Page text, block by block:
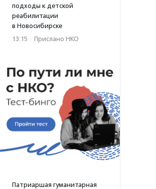
подходы к детской
реабилитации
в Новосибирске
13:15 · Прислано НКО
Патриаршая гуманитарная